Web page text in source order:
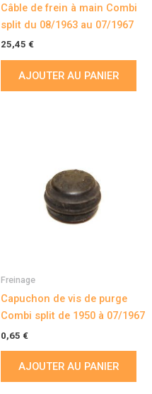
Câble de frein à main Combi
split du 08/1963 au 07/1967
25,45 €
AJOUTER AU PANIER
Freinage
Capuchon de vis de purge
Combi split de 1950 à 07/1967
0,65 €
AJOUTER AU PANIER